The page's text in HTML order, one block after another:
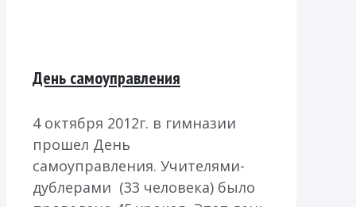
День самоуправления
4 октября 2012г. в гимназии
прошел День
самоуправления. Учителями-
дублерами (33 человека) было